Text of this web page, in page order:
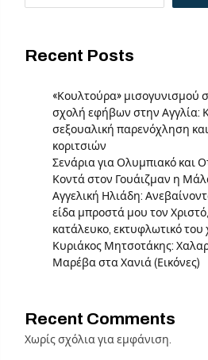
Recent Posts
«Κουλτούρα» μισογυνισμού
σχολή εφήβων στην Αγγλία:
σεξουαλική παρενόχληση
κοριτσιών
Σενάρια για Ολυμπιακό και
Κοντά στον Γουάιζμαν η
Αγγελική Ηλιάδη:
είδα μπροστά μου τον
κατάλευκο, εκτυφλωτικό του
Κυριάκος Μητσοτάκης:
Μαρέβα στα Χανιά (Εικόνες)
Recent Comments
Χωρίς σχόλια για εμφάνιση.